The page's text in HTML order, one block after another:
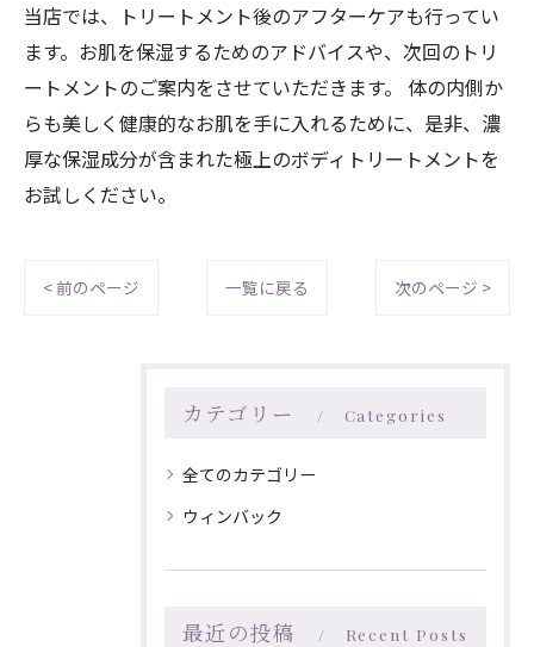
当店では、トリートメント後のアフターケアも行ってい
ます。お肌を保湿するためのアドバイスや、次回のトリ
ートメントのご案内をさせていただきます。 体の内側か
らも美しく健康的なお肌を手に入れるために、是非、濃
厚な保湿成分が含まれた極上のボディトリートメントを
お試しください。
< 前のページ 一覧に戻る 次のページ >
カテゴリー Categories
全てのカテゴリー
ウィンバック
最近の投稿 Recent Posts